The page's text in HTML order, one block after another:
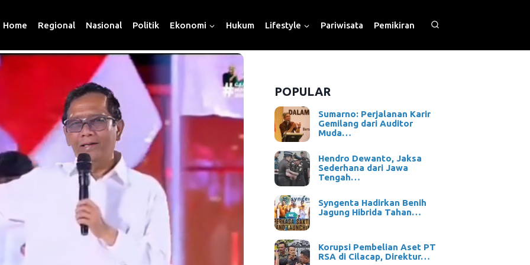
Home Regional Nasional Politik Ekonomi Hukum Lifestyle Pariwisata Pemikiran
POPULAR
Sumarno: Perjalanan Karir
Gemilang dari Auditor
Muda…
Hendro Dewanto, Jaksa
Sederhana dari Jawa
Tengah…
Syngenta Hadirkan Benih
Jagung Hibrida Tahan…
Korupsi Pembelian Aset PT
RSA di Cilacap, Direktur…